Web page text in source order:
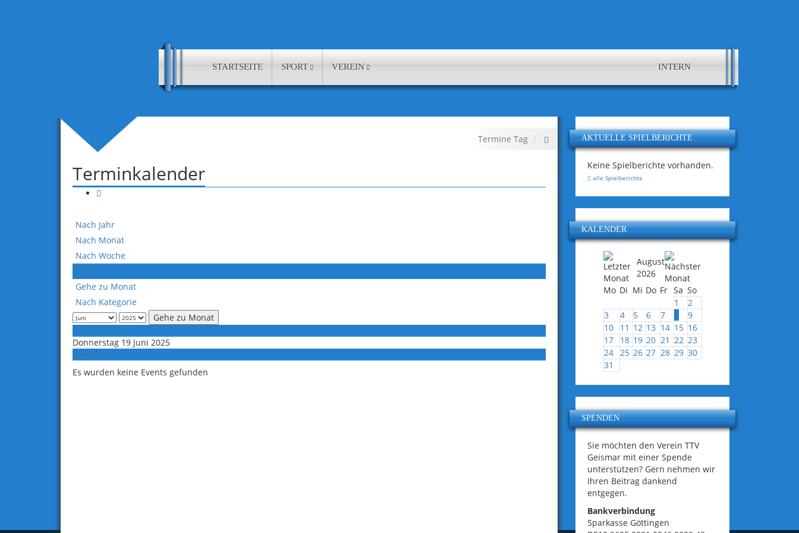
STARTSEITE SPORT VEREIN INTERN
Termine Tag
Terminkalender
Nach Jahr
Nach Monat
Nach Woche
Gehe zu Monat
Nach Kategorie
Gehe zu Monat
Donnerstag 19 Juni 2025
Es wurden keine Events gefunden
AKTUELLE SPIELBERICHTE
Keine Spielberichte vorhanden.
alle Spielberichte
KALENDER
August
2026
Mo Di Mi Do Fr Sa So
1
2
3
4 5 6 7
9
10
11 12 13 14 15 16
17
18 19 20 21 22 23
24 25 26 27 28 29 30
31
SPENDEN
Sie möchten den Verein TTV
Geismar mit einer Spende
unterstützen? Gern nehmen wir
Ihren Beitrag dankend
entgegen.
Bankverbindung
Sparkasse Göttingen